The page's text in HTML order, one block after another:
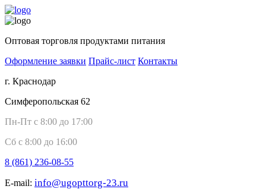
Оптовая торговля продуктами питания
Оформление заявки Прайс-лист Контакты
г. Краснодар
Симферопольская 62
Пн-Пт с 8:00 до 17:00
Сб с 8:00 до 16:00
8 (861) 236-08-55
E-mail: info@ugopttorg-23.ru